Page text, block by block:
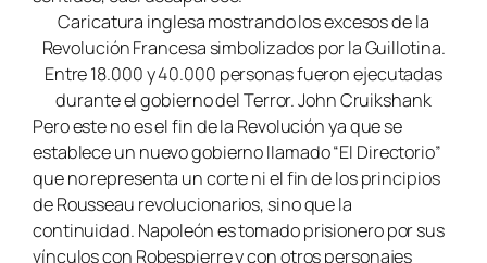
Caricatura inglesa mostrando los excesos de la
Revolución Francesa simbolizados por la Guillotina.
Entre 18.000 y 40.000 personas fueron ejecutadas
durante el gobierno del Terror. John Cruikshank
Pero este no es el fin de la Revolución ya que se
establece un nuevo gobierno llamado “El Directorio”
que no representa un corte ni el fin de los principios
de Rousseau revolucionarios, sino que la
continuidad. Napoleón es tomado prisionero por sus
vínculos con Robespierre y con otros personajes